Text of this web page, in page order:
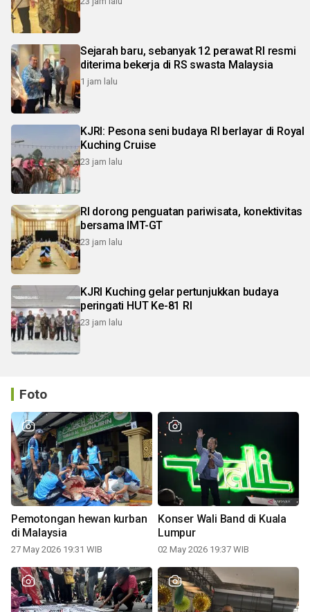
Sejarah baru, sebanyak 12 perawat RI resmi
diterima bekerja di RS swasta Malaysia
1 jam lalu
KJRI: Pesona seni budaya RI berlayar di Royal
Kuching Cruise
23 jam lalu
RI dorong penguatan pariwisata, konektivitas
bersama IMT-GT
23 jam lalu
KJRI Kuching gelar pertunjukkan budaya
peringati HUT Ke-81 RI
23 jam lalu
Foto
Pemotongan hewan kurban
di Malaysia
27 May 2026 19:31 WIB
Konser Wali Band di Kuala
Lumpur
02 May 2026 19:37 WIB